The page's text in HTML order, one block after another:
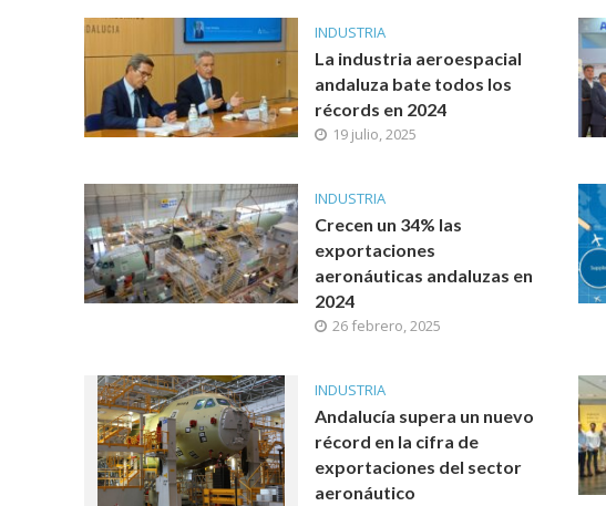
INDUSTRIA
La industria aeroespacial
andaluza bate todos los
récords en 2024
19 julio, 2025
INDUSTRIA
Crecen un 34% las
exportaciones
aeronáuticas andaluzas en
2024
26 febrero, 2025
INDUSTRIA
Andalucía supera un nuevo
récord en la cifra de
exportaciones del sector
aeronáutico